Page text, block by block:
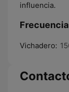
influencia.
Vichadero: